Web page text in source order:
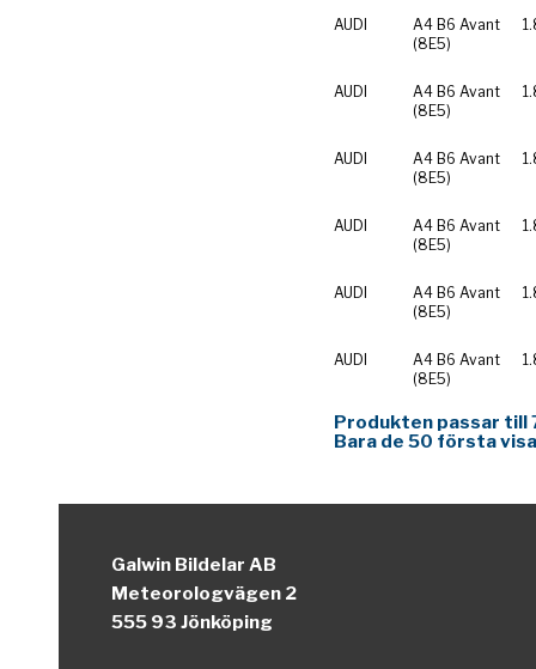
AUDI
A4 B6 Avant
(8E5)
AUDI
A4 B6 Avant
(8E5)
AUDI
A4 B6 Avant
(8E5)
AUDI
A4 B6 Avant
(8E5)
AUDI
A4 B6 Avant
(8E5)
AUDI
A4 B6 Avant
(8E5)
Produkten passar till
Bara de 50 första
Galwin Bildelar AB
Meteorologvägen 2
555 93 Jönköping